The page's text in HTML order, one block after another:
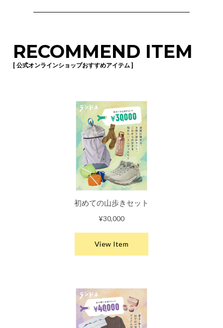
RECOMMEND ITEM
[ 公式オンラインショップおすすめアイテム ]